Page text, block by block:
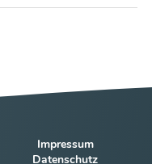
Impressum
Datenschutz